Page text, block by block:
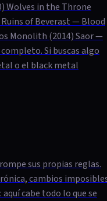
Wolves in the Throne
of Beverast — Blood
Monolith (2014) Saor —
Si buscas algo
o el black metal
sus propias reglas.
cambios
cabe todo lo que se